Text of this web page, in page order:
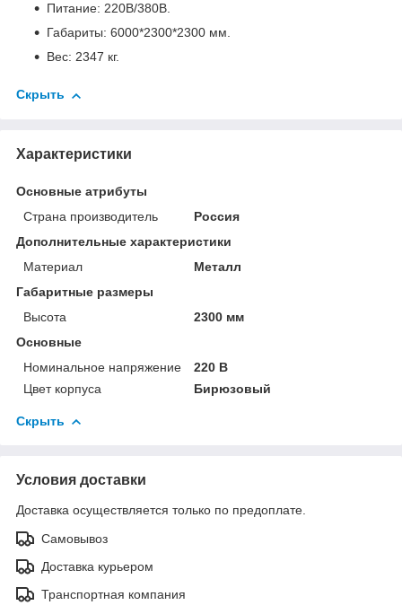
Питание: 220В/380В.
Габариты: 6000*2300*2300 мм.
Вес: 2347 кг.
Скрыть
Характеристики
Основные атрибуты
Страна производитель
Россия
Дополнительные характеристики
Материал
Металл
Габаритные размеры
Высота
2300 мм
Основные
Номинальное напряжение
220 В
Цвет корпуса
Бирюзовый
Скрыть
Условия доставки
Доставка осуществляется только по предоплате.
Самовывоз
Доставка курьером
Транспортная компания